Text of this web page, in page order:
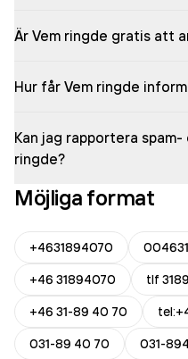
Är Vem ringde gratis att
Hur får Vem ringde
Kan jag rapportera
ringde?
Möjliga format
+4631894070
+46 31894070
tlf
+46 31-89 40 70
031-89 40 70
031-